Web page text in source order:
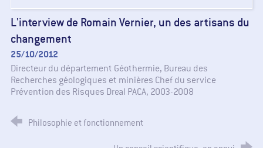
L'interview de Romain Vernier, un des artisans du
changement
25/10/2012
Directeur du département Géothermie, Bureau des
Recherches géologiques et minières Chef du service
Prévention des Risques Dreal PACA, 2003-2008
Philosophie et fonctionnement